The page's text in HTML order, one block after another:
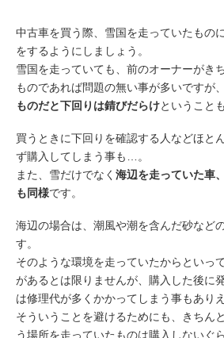
中古車を買う際、雪国を走っていたもの
をするようにしましょう。
雪国を走っていても、前のオーナーがき
ものであれば問題の無い事が多いですが、
ものだと下回りは錆びだらけということ
買うときに下回りを確認する人などほと
ず購入してしまう事も…。
また、雪だけでなく 海辺を走っていた車
も同様です。
海辺の場合は、潮風や潮を含んだ砂など
す。
そのような環境を走っていたからといっ
があるとは限りませんが、購入した後に
は修理代が多くかかってしまう事もありえ
そういうことを避けるためにも、きちん
う場所を走っていたものは購入しないぐ